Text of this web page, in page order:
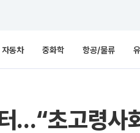
자동차 중화학 항공/물류
…“초고령사